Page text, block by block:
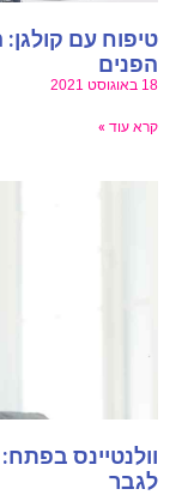
עם קולגן:
עוד »